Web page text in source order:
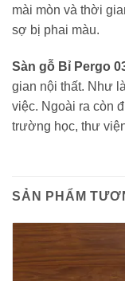
mài mòn và thời
sợ bị phai màu.
Sàn gỗ Bỉ Pergo
gian nội thất. Như
việc. Ngoài ra còn
trường học, thư
SẢN PHẨM